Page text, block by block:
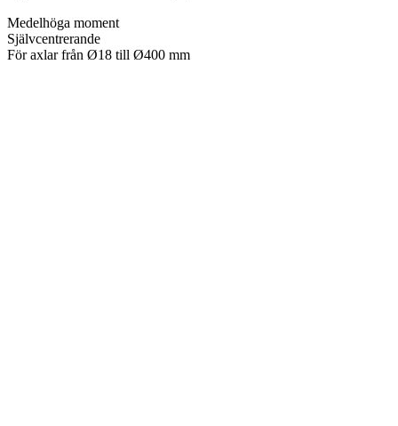
Medelhöga moment
Självcentrerande
För axlar från Ø18 till Ø400 mm